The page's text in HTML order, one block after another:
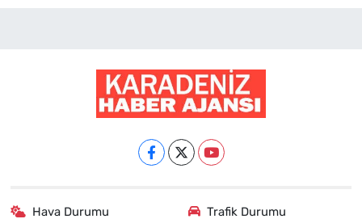
Hava Durumu Trafik Durumu